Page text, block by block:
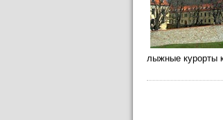
лыжные курорты